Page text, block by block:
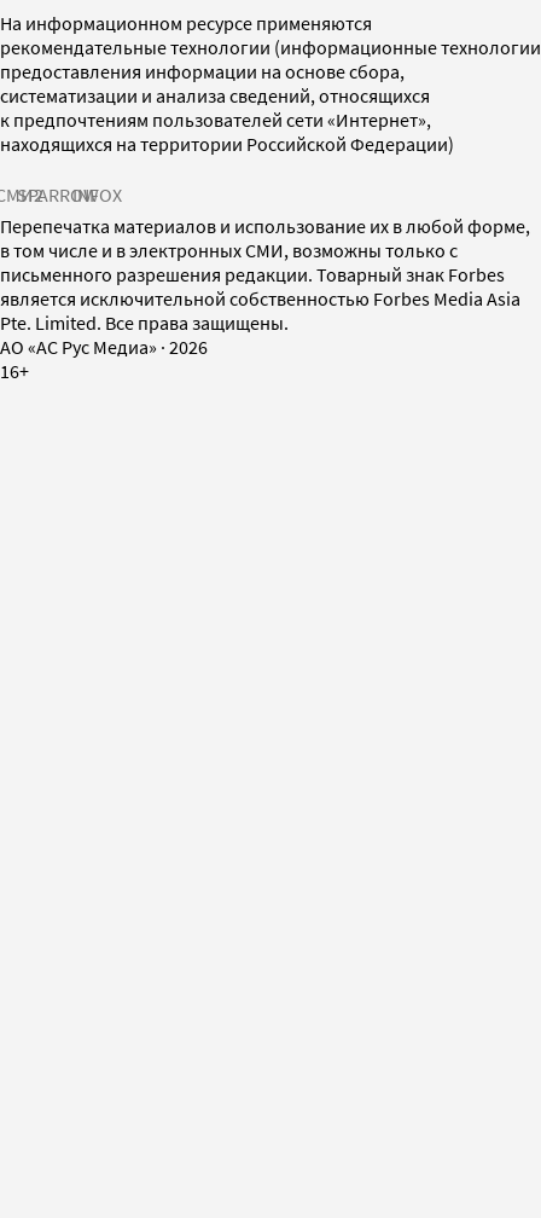
На информационном ресурсе применяются
рекомендательные технологии (информационные технологии
предоставления информации на основе сбора,
систематизации и анализа сведений, относящихся
к предпочтениям пользователей сети «Интернет»,
находящихся на территории Российской Федерации)
SPARROWINFOX
Перепечатка материалов и использование их в любой форме,
в том числе и в электронных СМИ, возможны только с
письменного разрешения редакции. Товарный знак Forbes
является исключительной собственностью Forbes Media Asia
Pte. Limited. Все права защищены.
AO «АС Рус Медиа» · 2026
16+